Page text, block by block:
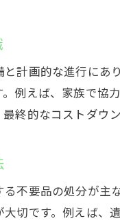
持ち込みや
遺品整理と
ランキング
無料見積も
遺品整理
計画的な進行に
例えば、家族で
終的なコストダウン
不要品の処分が
切です。例えば